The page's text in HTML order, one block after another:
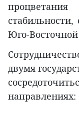
Юго-
двумя
направлениях: